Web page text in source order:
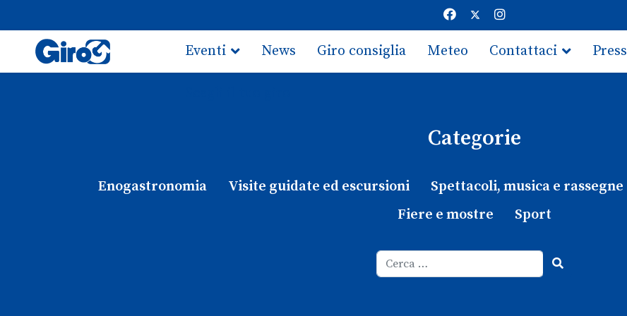
Eventi News Giro consiglia Meteo Contattaci Press
Categorie
Enogastronomia Visite guidate ed escursioni Spettacoli, musica e rassegne
Fiere e mostre
Sport